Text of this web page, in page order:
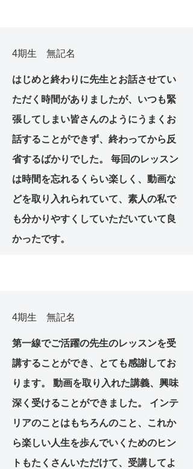
4期生 無記名
はじめと終わりに先生とお話させてい
ただく時間がありましたが、いつも緊
張してしまい皆さんのようにうまくお
話することができず、終わってから反
省するばかりでした。 毎回のレッスン
は時間を忘れるくらい楽しく、動画な
どを取り入れられていて、素人の私で
も分かりやすくしていただいていて良
かったです。
4期生 無記名
第一線でご活躍の先生のレッスンを受
講することができ、とても感謝してお
ります。 動画を取り入れた講義、興味
深く受けることができました。 インテ
リアのことはもちろんのこと、これか
ら楽しい人生を歩んでいくためのヒン
トもたくさんいただけて、受講してよ